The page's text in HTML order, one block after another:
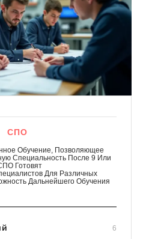
СПО
Обучение, Позволяющее
Специальность После 9 Или
Готовят
Для Различных
Дальнейшего Обучения
6